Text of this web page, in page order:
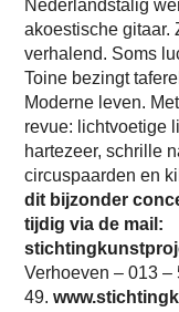
Nederlandstalig
akoestische gitaar.
verhalend. Soms
Toine bezingt
Moderne leven.
revue: lichtvoetige
hartezeer, schrille
circuspaarden en
dit bijzonder
tijdig via de mail:
Verhoeven – 013 –
49.